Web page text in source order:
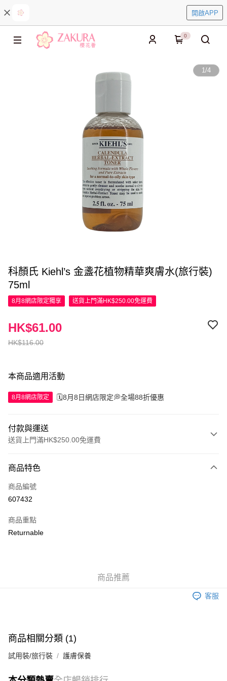
開啟APP
0
1/4
科顏氏 Kiehl’s 金盞花植物精華爽膚水(旅行裝)
75ml
8月8網店限定獨享 送貨上門滿HK$250.00免運費
HK$116.00
HK$61.00
本商品適用活動
8月8網店限定 🗓️8月8日網店限定💭全場88折優惠
付款與運送
送貨上門滿HK$250.00免運費
信用卡
Apple Pay
WeChat Pay
JD京東物流，訂單確認發貨後2-4個工作天送達
商品特色
商品編號
607432
商品重點
Returnable
商品推薦
客服
商品相關分類 (1)
試用裝/旅行裝 護膚保養